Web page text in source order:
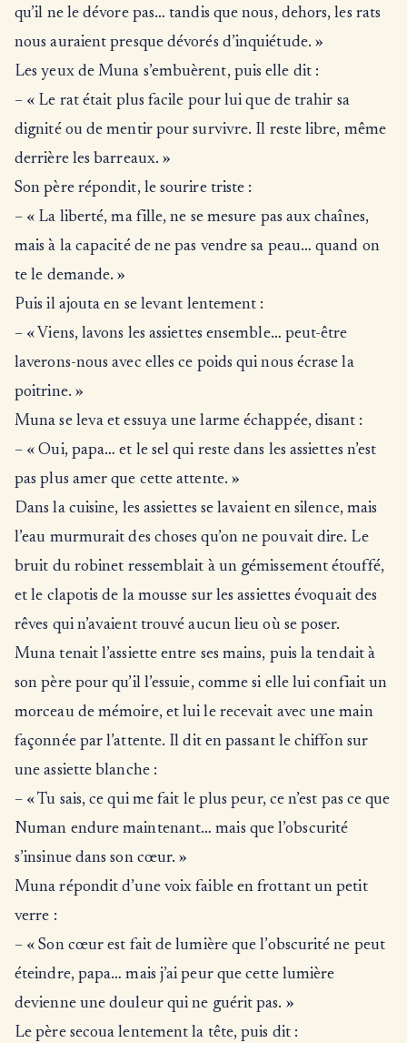
qu’il ne le dévore pas… tandis que nous, dehors, les rats
nous auraient presque dévorés d’inquiétude. »
Les yeux de Muna s’embuèrent, puis elle dit :
– « Le rat était plus facile pour lui que de trahir sa
dignité ou de mentir pour survivre. Il reste libre, même
derrière les barreaux. »
Son père répondit, le sourire triste :
– « La liberté, ma fille, ne se mesure pas aux chaînes,
mais à la capacité de ne pas vendre sa peau… quand on
te le demande. »
Puis il ajouta en se levant lentement :
– « Viens, lavons les assiettes ensemble… peut-être
laverons-nous avec elles ce poids qui nous écrase la
poitrine. »
Muna se leva et essuya une larme échappée, disant :
– « Oui, papa… et le sel qui reste dans les assiettes n’est
pas plus amer que cette attente. »
Dans la cuisine, les assiettes se lavaient en silence, mais
l’eau murmurait des choses qu’on ne pouvait dire. Le
bruit du robinet ressemblait à un gémissement étouffé,
et le clapotis de la mousse sur les assiettes évoquait des
rêves qui n’avaient trouvé aucun lieu où se poser.
Muna tenait l’assiette entre ses mains, puis la tendait à
son père pour qu’il l’essuie, comme si elle lui confiait un
morceau de mémoire, et lui le recevait avec une main
façonnée par l’attente. Il dit en passant le chiffon sur
une assiette blanche :
– « Tu sais, ce qui me fait le plus peur, ce n’est pas ce que
Numan endure maintenant… mais que l’obscurité
s’insinue dans son cœur. »
Muna répondit d’une voix faible en frottant un petit
verre :
– « Son cœur est fait de lumière que l’obscurité ne peut
éteindre, papa… mais j’ai peur que cette lumière
devienne une douleur qui ne guérit pas. »
Le père secoua lentement la tête, puis dit :